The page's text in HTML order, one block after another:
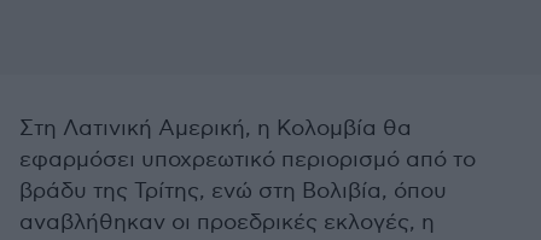
Στη Λατινική Αμερική, η Κολομβία θα
εφαρμόσει υποχρεωτικό περιορισμό από το
βράδυ της Τρίτης, ενώ στη Βολιβία, όπου
αναβλήθηκαν οι προεδρικές εκλογές, η